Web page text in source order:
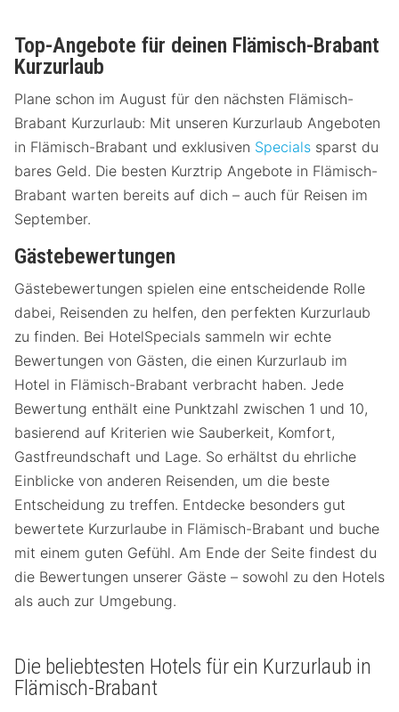
Top-Angebote für deinen Flämisch-Brabant
Kurzurlaub
Plane schon im August für den nächsten Flämisch-
Brabant Kurzurlaub: Mit unseren Kurzurlaub Angeboten
in Flämisch-Brabant und exklusiven Specials sparst du
bares Geld. Die besten Kurztrip Angebote in Flämisch-
Brabant warten bereits auf dich – auch für Reisen im
September.
Gästebewertungen
Gästebewertungen spielen eine entscheidende Rolle
dabei, Reisenden zu helfen, den perfekten Kurzurlaub
zu finden. Bei HotelSpecials sammeln wir echte
Bewertungen von Gästen, die einen Kurzurlaub im
Hotel in Flämisch-Brabant verbracht haben. Jede
Bewertung enthält eine Punktzahl zwischen 1 und 10,
basierend auf Kriterien wie Sauberkeit, Komfort,
Gastfreundschaft und Lage. So erhältst du ehrliche
Einblicke von anderen Reisenden, um die beste
Entscheidung zu treffen. Entdecke besonders gut
bewertete Kurzurlaube in Flämisch-Brabant und buche
mit einem guten Gefühl. Am Ende der Seite findest du
die Bewertungen unserer Gäste – sowohl zu den Hotels
als auch zur Umgebung.
Die beliebtesten Hotels für ein Kurzurlaub in
Flämisch-Brabant